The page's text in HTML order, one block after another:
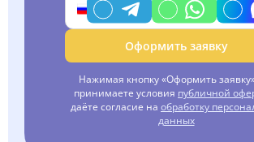
Оформить заявку
Нажимая кнопку «Оформить
принимаете условия публичной
даёте согласие на обработку
данных